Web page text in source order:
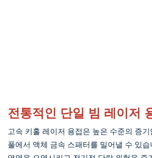
전통적인 단일 빔 레이저
고속 키홀 레이저 용접은 높은 수준의 증
풀에서 액체 금속 스패터를 밀어낼 수 있